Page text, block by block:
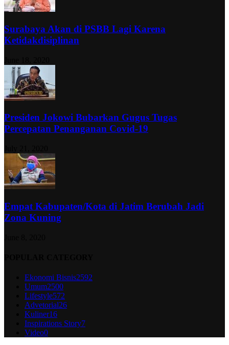
Surabaya Akan di PSBB Lagi Karena
Ketidakdisiplinan
Presiden Jokowi Bubarkan Gugus Tugas
Percepatan Penanganan Covid-19
Empat Kabupaten/Kota di Jatim Berubah Jadi
Zona Kuning
Ekonomi Bisnis2592
Umum2500
Lifestyle572
Advetorial26
Kuliner16
Inspirations Story7
Video0